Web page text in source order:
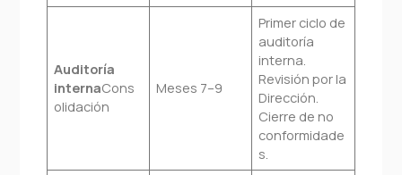
Auditoría
internaCons
olidación
Meses 7–9
Primer ciclo de
auditoría
interna.
Revisión por la
Dirección.
Cierre de no
conformidade
s.